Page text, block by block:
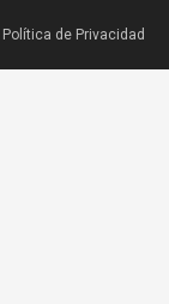
Política de Privacidad